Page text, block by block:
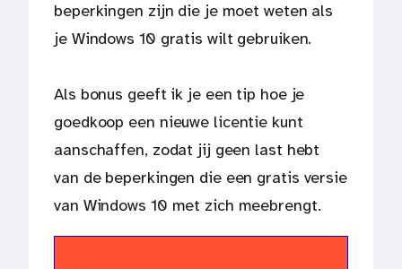
beperkingen zijn die je moet weten als
je Windows 10 gratis wilt gebruiken.
Als bonus geeft ik je een tip hoe je
goedkoop een nieuwe licentie kunt
aanschaffen, zodat jij geen last hebt
van de beperkingen die een gratis versie
van Windows 10 met zich meebrengt.